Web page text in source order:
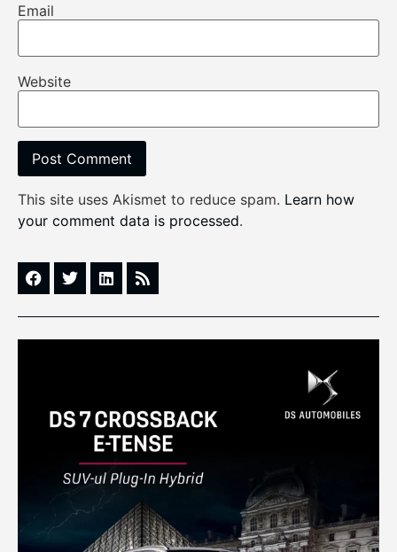
Email
Website
This site uses Akismet to reduce spam. Learn how
your comment data is processed.